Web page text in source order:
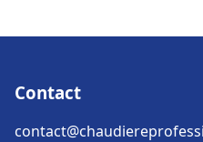
Contact